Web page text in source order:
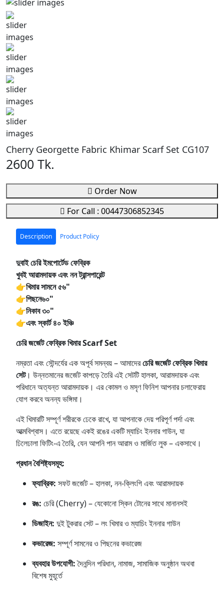
Cherry Georgette Fabric Khimar Scarf Set CG107
2600 Tk.
Order Now
For Call : 00447306852345
Description Product Policy
দুবাই চেরি ইমপোর্টেড ফেব্রিক
খুবই আরামদায়ক এবং নন ট্রান্সপারেন্ট
👉খিমার সামনে ৫৬"
👉পিছনে৬০"
👉নিকাব ৩০"
👉এবং স্কার্ট ৪০ ইঞ্চি
চেরি জর্জেট ফেব্রিক খিমার Scarf Set
নম্রতা এবং সৌন্দর্যের এক অপূর্ব সমন্বয় – আমাদেরচেরি জর্জেট ফেব্রিক খিমার
সেট। উন্নতমানের জর্জেট কাপড়ে তৈরি এই সেটটি হালকা, আরামদায়ক এবং
পরিধানে অত্যন্ত আরামদায়ক। এর কোমল ও মসৃণ ফিনিশ আপনার চলাফেরায়
যোগ করবে অনন্য ভঙ্গিমা।
এই খিমারটি সম্পূর্ণ শরীরকে ঢেকে রাখে, যা আপনাকে দেয় পরিপূর্ণ পর্দা এবং
আত্মবিশ্বাস। এতে রয়েছে একই রঙের একটি ম্যাচিং ইননার গাউন, যা
ঢিলেঢালা ফিটিং-এ তৈরি, যেন আপনি পান আরাম ও মার্জিত লুক – একসাথে।
প্রধান বৈশিষ্ট্যসমূহ:
ফ্যাব্রিক: সফট জর্জেট – হালকা, নন-ক্লিংগি এবং আরামদায়ক
রঙ: চেরি (Cherry) – যেকোনো স্কিন টোনের সাথে মানানসই
ডিজাইন: দুই টুকরার সেট – লং খিমার ও ম্যাচিং ইননার গাউন
কভারেজ: সম্পূর্ণ সামনের ও পিছনের কভারেজ
ব্যবহার উপযোগী:দৈনন্দিন পরিধান, নামাজ, সামাজিক অনুষ্ঠান অথবা
বিশেষ মুহূর্তে